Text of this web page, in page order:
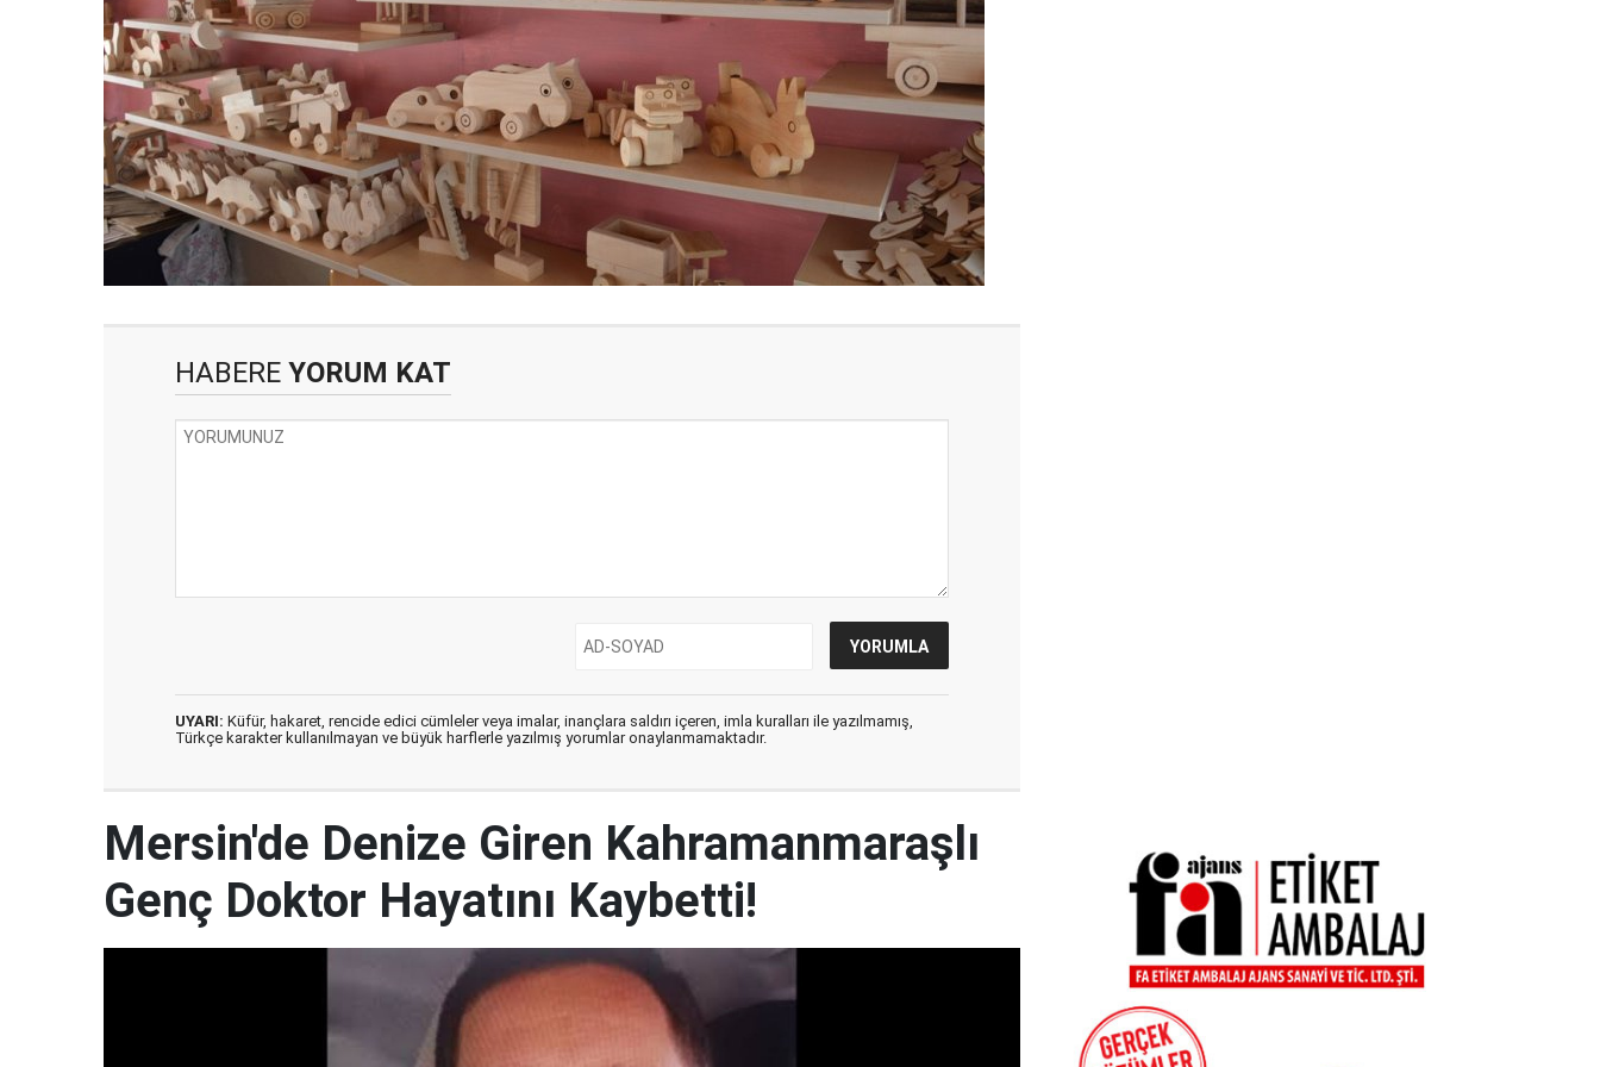
HABERE YORUM KAT
UYARI: Küfür, hakaret, rencide edici cümleler veya imalar, inançlara saldırı içeren, imla kuralları ile yazılmamış,
Türkçe karakter kullanılmayan ve büyük harflerle yazılmış yorumlar onaylanmamaktadır.
Mersin'de Denize Giren Kahramanmaraşlı
Genç Doktor Hayatını Kaybetti!